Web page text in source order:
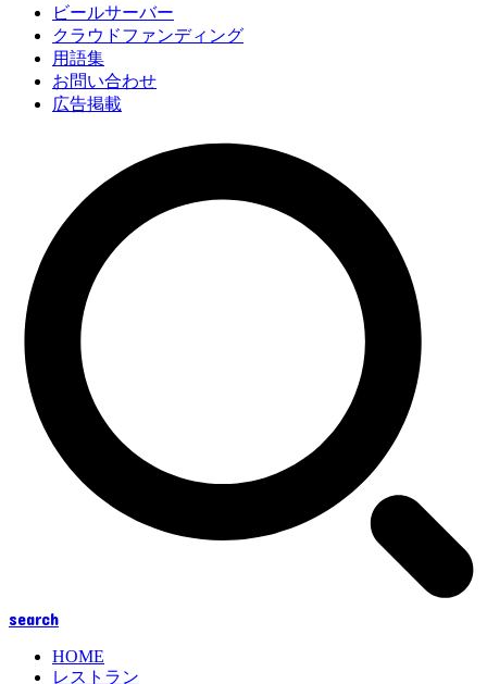
ビールサーバー
クラウドファンディング
用語集
お問い合わせ
広告掲載
search
HOME
レストラン